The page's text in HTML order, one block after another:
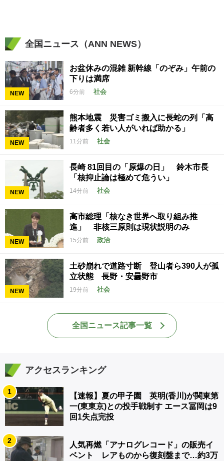
全国ニュース（ANN NEWS）
NEW
お盆休みの混雑 新幹線「のぞみ」午前の
下りは満席
6分前 社会
NEW
熊本地震 災害ゴミ搬入に長蛇の列「高
齢者多く若い人がいれば助かる」
11分前 社会
NEW
長崎 81回目の「原爆の日」 鈴木市長
「核抑止論は極めて危うい」
14分前 社会
NEW
高市総理「核なき世界へ取り組み推
進」 非核三原則は現状説明のみ
15分前 政治
NEW
土砂崩れで道路寸断 登山者ら390人が孤
立状態 長野・安曇野市
19分前 社会
全国ニュース記事一覧
アクセスランキング
1
【速報】夏の甲子園 英明(香川)が関東第
一(東東京)との投手戦制す エース冨岡は9
回1失点完投
2
人気再燃「アナログレコード」の販売イ
ベント レアものから復刻盤まで…約3万